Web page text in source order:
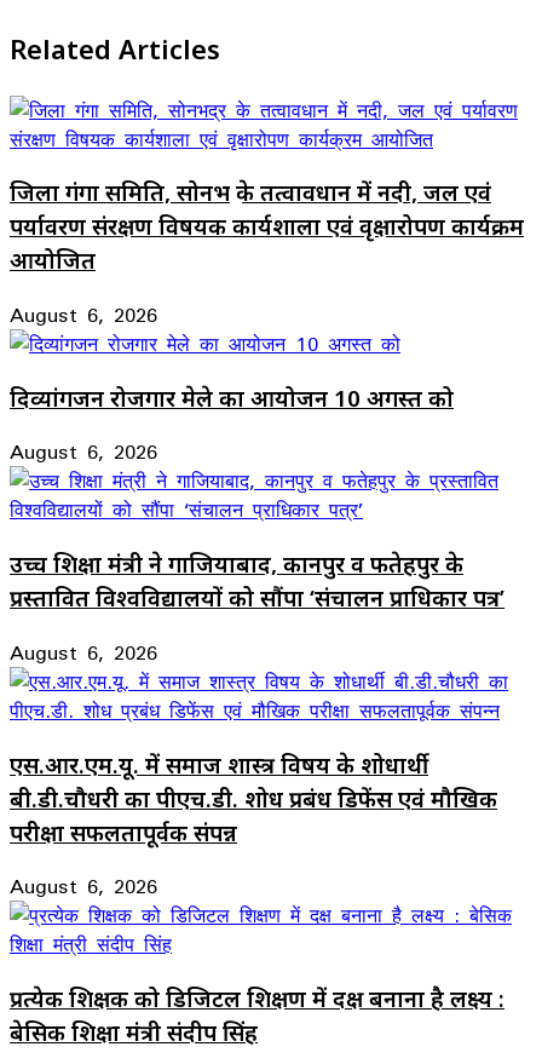
Related Articles
जिला गंगा समिति, सोनभद्र के तत्वावधान में नदी, जल एवं
पर्यावरण संरक्षण विषयक कार्यशाला एवं वृक्षारोपण कार्यक्रम
आयोजित
August 6, 2026
दिव्यांगजन रोजगार मेले का आयोजन 10 अगस्त को
August 6, 2026
उच्च शिक्षा मंत्री ने गाजियाबाद, कानपुर व फतेहपुर के
प्रस्तावित विश्वविद्यालयों को सौंपा ‘संचालन प्राधिकार पत्र’
August 6, 2026
एस.आर.एम.यू. में समाज शास्त्र विषय के शोधार्थी
बी.डी.चौधरी का पीएच.डी. शोध प्रबंध डिफेंस एवं मौखिक
परीक्षा सफलतापूर्वक संपन्न
August 6, 2026
प्रत्येक शिक्षक को डिजिटल शिक्षण में दक्ष बनाना है लक्ष्य :
बेसिक शिक्षा मंत्री संदीप सिंह